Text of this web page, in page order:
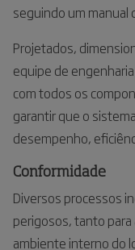
seguindo um manual
Projetados,
equipe de
com todos os
garantir que o
desempenho,
Conformidade
Diversos processos
perigosos, tanto para
ambiente interno do